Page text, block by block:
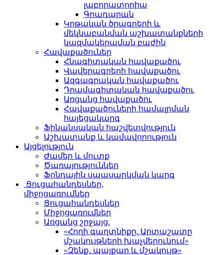
լաբորատորիա
Գրադարան
Կրթական ծրագրերի և
մեկնաբանման աշխատանքների
կազմակերպման բաժին
Հավաքածուներ
Հնագիտական հավաքածու
Վավերագրերի հավաքածու
Ազգագրական հավաքածու
Դրամագիտական հավաքածու
Առցանց հավաքածու
Հավաքածուների համալրման
հայեցակարգ
Ֆինանսական հաշվետվություն
Աշխատանք և կամավորություն
Այցելություն
Ժամեր և մուտք
Ծառայություններ
Ֆոնդային սպասարկման կարգ
Ցուցահանդեսներ,
միջոցառումներ
Ցուցահանդեսներ
Միջոցառումներ
Առցանց շրջայց.
«Հողի գաղտնիքը. Արտաշատը
մշակույթների խաչմերուկում»
«Զենք․ պայքար և մշակույթ»